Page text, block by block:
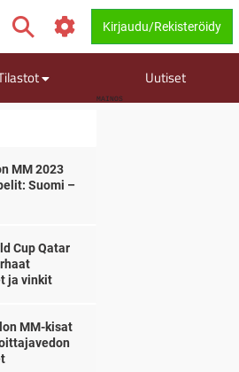
Kirjaudu/Rekisteröidy
Uutiset
MAINOS
MM 2023
Suomi –
Cup Qatar
ja vinkit
MM-kisat